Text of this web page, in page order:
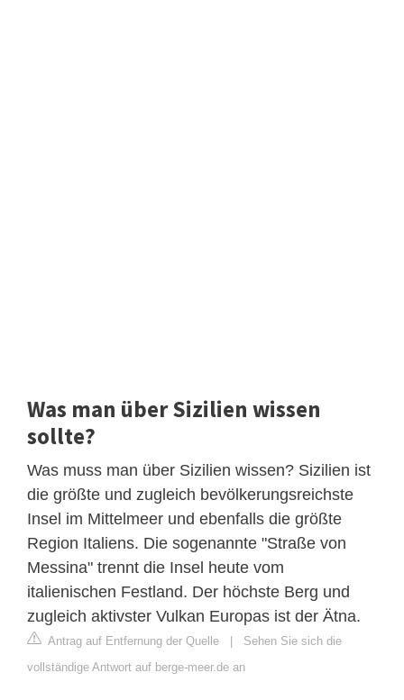
Was man über Sizilien wissen
sollte?
Was muss man über Sizilien wissen? Sizilien ist
die größte und zugleich bevölkerungsreichste
Insel im Mittelmeer und ebenfalls die größte
Region Italiens. Die sogenannte "Straße von
Messina" trennt die Insel heute vom
italienischen Festland. Der höchste Berg und
zugleich aktivster Vulkan Europas ist der Ätna.
Antrag auf Entfernung der Quelle | Sehen Sie sich die
vollständige Antwort auf berge-meer.de an